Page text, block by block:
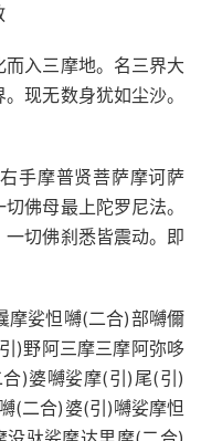
入三摩地。名三界大
现无数身犹如尘沙。
手摩普贤菩萨摩诃萨
佛母最上陀罗尼法。
切佛刹悉皆震动。即
摩娑怛嚩(二合)部嚩儞
)野阿三摩三摩阿弥哆
)婆嚩娑摩(引)尾(引)
(二合)婆(引)嚩娑摩怛